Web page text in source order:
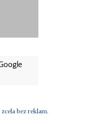
bez reklam.